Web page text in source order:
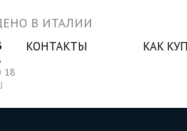
В ИТАЛИИ
18
КОНТАКТЫ КАК